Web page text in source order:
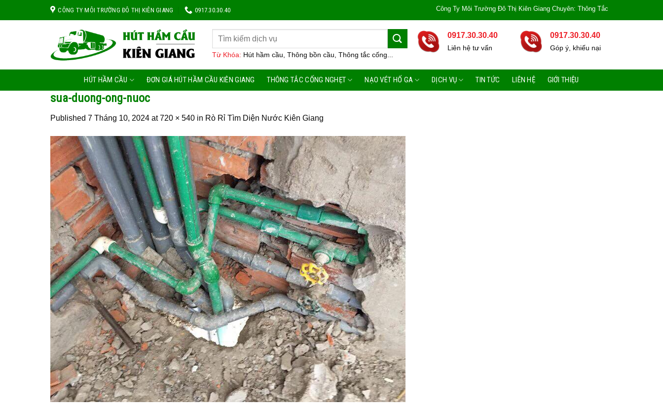
CÔNG TY MÔI TRƯỜNG ĐÔ THỊ KIÊN GIANG 0917.30.30.40 Công Ty Môi Trường Đô Thị Kiên Giang Chuyên: Thông Tắc Bồn Cầu, Tắc Cống, Tắc
Từ Khóa: Hút hầm cầu, Thông bồn cầu, Thông tắc cống...
0917.30.30.40
Liên hệ tư vấn
0917.30.30.40
Góp ý, khiếu nại
HÚT HẦM CẦU ĐƠN GIÁ HÚT HẦM CẦU KIÊN GIANG THÔNG TẮC CỐNG NGHẸT NẠO VÉT HỐ GA DỊCH VỤ TIN TỨC LIÊN HỆ GIỚI THIỆU
sua-duong-ong-nuoc
Published 7 Tháng 10, 2024 at720 × 540 in Rò Rỉ Tìm Diện Nước Kiên Giang